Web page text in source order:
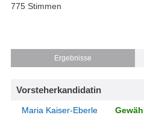
775 Stimmen
Ergebnisse
Vorsteherkandidatin
Maria Kaiser-Eberle